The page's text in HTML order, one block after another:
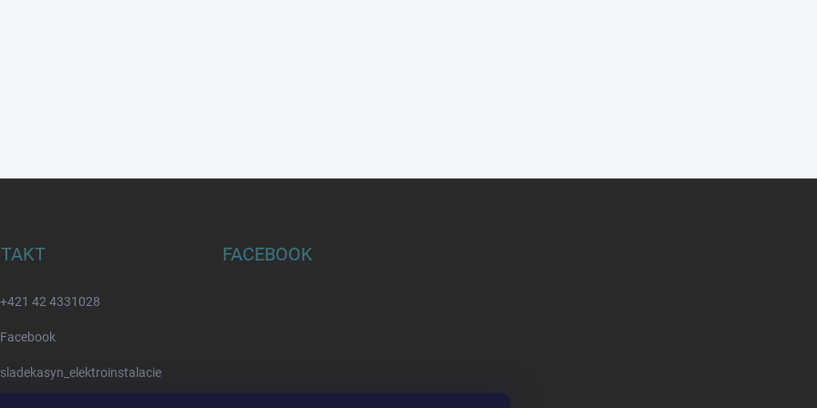
+421 42 4331028
Facebook
sladekasyn_elektroinstalacie
FACEBOOK